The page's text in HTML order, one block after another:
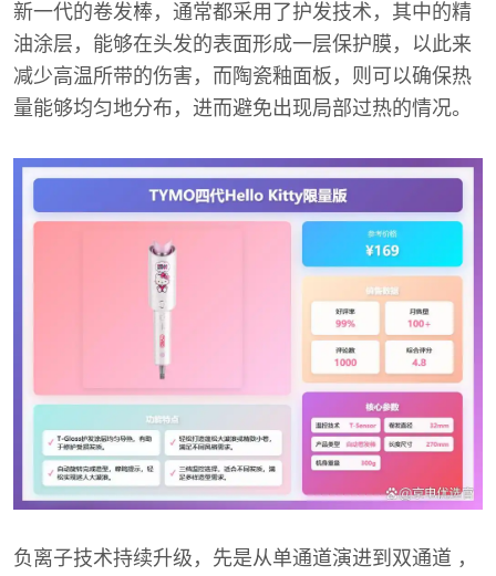
新一代的卷发棒，通常都采用了护发技术，其中的精
油涂层，能够在头发的表面形成一层保护膜，以此来
减少高温所带的伤害，而陶瓷釉面板，则可以确保热
量能够均匀地分布，进而避免出现局部过热的情况。
负离子技术持续升级，先是从单通道演进到双通道 ，